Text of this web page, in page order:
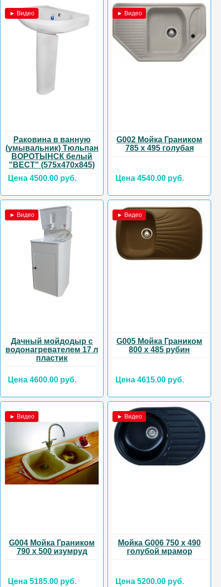
► Видео
Раковина в ванную
(умывальник) Тюльпан
ВОРОТЫНСК белый
"ВЕСТ" (575х470х845)
Цена 4500.00 руб.
► Видео
G002 Мойка Граником
785 х 495 голубая
Цена 4540.00 руб.
► Видео
Дачный мойдодыр с
водонагревателем 17 л
пластик
Цена 4600.00 руб.
► Видео
G005 Мойка Граником
800 х 485 рубин
Цена 4615.00 руб.
► Видео
G004 Мойка Граником
790 х 500 изумруд
Цена 5185.00 руб.
► Видео
Мойка G006 750 х 490
голубой мрамор
Цена 5200.00 руб.